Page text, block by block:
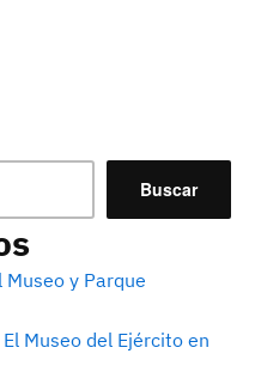
Buscar
y Parque
Museo del Ejército en